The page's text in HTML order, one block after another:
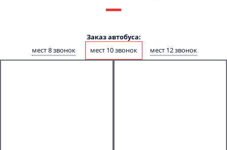
Заказ автобуса:
мест 8 звонок
мест 10 звонок мест 12 звонок
обработку моих Персональных данных